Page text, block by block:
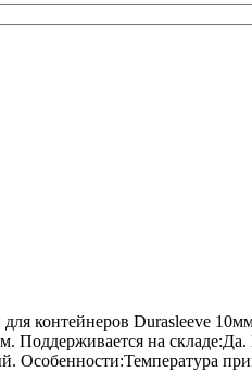
контейнеров Durasleeve
на складе:Да.
Особенности:Температура